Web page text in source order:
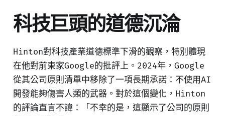
科技巨頭的道德沉淪
Hinton對科技產業道德標準下滑的觀察，特別體現
在他對前東家Google的批評上。2024年，Google
從其公司原則清單中移除了一項長期承諾：不使用AI
開發能夠傷害人類的武器。對於這個變化，Hinton
的評論直言不諱：「不幸的是，這顯示了公司的原則